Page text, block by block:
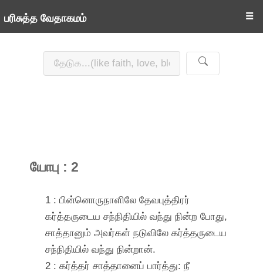
பரிசுத்த வேதாகமம் ☰
யோபு : 2
1 : பின்னொருநாளிலே தேவபுத்திரர்
கர்த்தருடைய சந்நிதியில் வந்து நின்ற போது,
சாத்தானும் அவர்கள் நடுவிலே கர்த்தருடைய
சந்நிதியில் வந்து நின்றான்.
2 : கர்த்தர் சாத்தானைப் பார்த்து: நீ